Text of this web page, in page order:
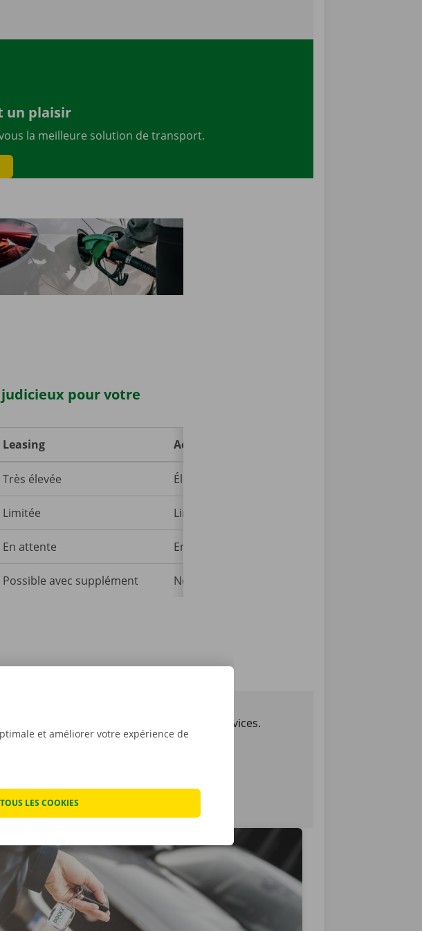
un plaisir
la meilleure solution de transport.
pour votre
Leasing Achat
Très élevée Élevée
Limitée Limitée
En attente En attente
Possible avec supplément Non inclus
précédé
Découvrez ce qu’elles pensent de nos services.
et améliorer votre expérience de
LES COOKIES